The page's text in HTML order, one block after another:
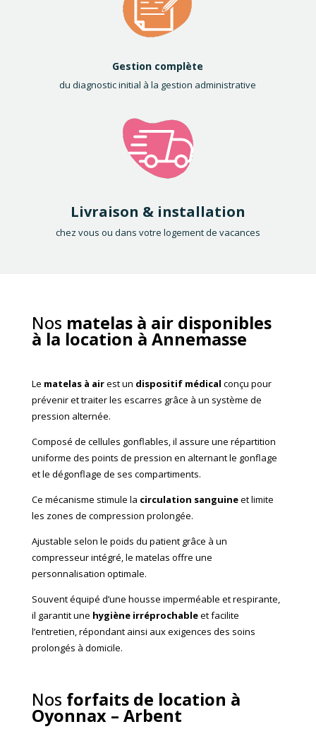
Gestion complète
du diagnostic initial à la gestion administrative
Livraison & installation
chez vous ou dans votre logement de vacances
Nos matelas à air disponibles
à la location à Annemasse
Le matelas à airest un dispositif médical conçu pour
prévenir et traiter les escarres grâce à un système de
pression alternée.
Composé de cellules gonflables, il assure une répartition
uniforme des points de pression en alternant le gonflage
et le dégonflage de ses compartiments.
Ce mécanisme stimule la circulation sanguineet limite
les zones de compression prolongée.
Ajustable selon le poids du patient grâce à un
compresseur intégré, le matelas offre une
personnalisation optimale.
Souvent équipé d’une housse imperméable et respirante,
il garantit une hygiène irréprochableet facilite
l’entretien, répondant ainsi aux exigences des soins
prolongés à domicile.
Nos forfaits de location à
Oyonnax – Arbent